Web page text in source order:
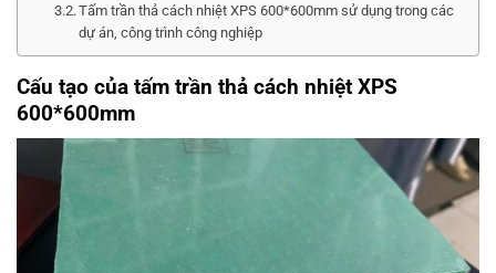
Tấm trần thả cách nhiệt XPS 600*600mm sử dụng trong các
dự án, công trình công nghiệp
Cấu tạo của tấm trần thả cách nhiệt XPS
600*600mm